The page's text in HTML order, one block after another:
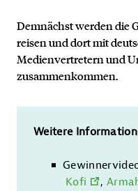
Demnächst werden die
reisen und dort mit
Medienvertretern und
zusammenkommen.
Weitere
Kofi
,